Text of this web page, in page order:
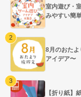
室内遊び・
みやすい簡
8月のおたよ
アイデア〜
【折り紙】